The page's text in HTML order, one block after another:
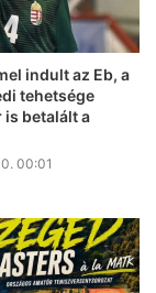
indult az Eb, a
tehetsége
betalált a
00:01